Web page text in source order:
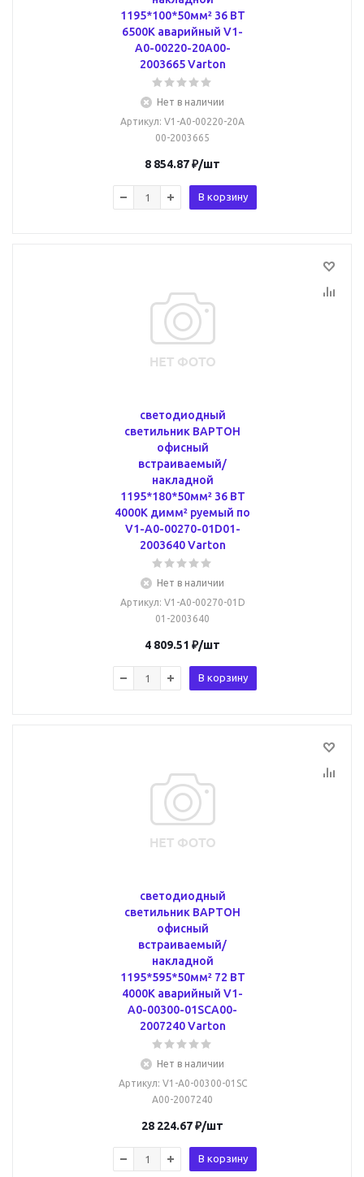
1195*100*50мм² 36 ВТ
6500К аварийный V1-
A0-00220-20A00-
2003665 Varton
Нет в наличии
Артикул: V1-A0-00220-20A
00-2003665
8 854.87₽/шт
В корзину
светодиодный
светильник ВАРТОН
офисный
встраиваемый/
накладной
1195*180*50мм² 36 ВТ
4000К димм² руемый по
V1-A0-00270-01D01-
2003640 Varton
Нет в наличии
Артикул: V1-A0-00270-01D
01-2003640
4 809.51 ₽/шт
В корзину
светодиодный
светильник ВАРТОН
офисный
встраиваемый/
накладной
1195*595*50мм² 72 ВТ
4000К аварийный V1-
A0-00300-01SCA00-
2007240 Varton
Нет в наличии
Артикул: V1-A0-00300-01SC
A00-2007240
28 224.67₽/шт
В корзину